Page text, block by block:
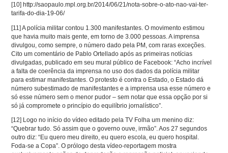
[10]
http://saopaulo.mpl.org.br/2014/06/21/nota-sobre-o-ato-nao-vai-ter-
tarifa-do-dia-19-06/
[11] A polícia militar contou 1.300 manifestantes. O movimento estimou
que havia muito mais gente, em torno de 3.000 pessoas. A imprensa
divulgou, como sempre, o número dado pela PM, com raras exceções.
Cito um comentário de Pablo Ortellado após as primeiras notícias
divulgadas, publicado em seu mural público de Facebook: “Acho incrível
a falta de coerência da imprensa no uso dos dados da polícia militar
para estimar manifestantes. O protesto é contra o Estado, o Estado dá
número subestimado de manifestantes e a imprensa usa esse número e
só esse número sem o menor pudor – sem notar que essa opção por si
só já compromete o princípio do equilíbrio jornalístico”.
[12]
Logo no início do vídeo editado pela TV Folha um menino diz:
“Quebrar tudo. Só assim que o governo ouve, irmão”. Aos 27 segundos
outro diz: “Eu quero meu direito, eu quero escola, eu quero hospital.
Foda-se a Copa”. O prólogo desta vídeo-reportagem mostra